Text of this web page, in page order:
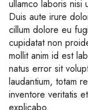
ullamco laboris nisi
Duis aute irure
cillum dolore eu
cupidatat non
mollit anim id est
natus error sit
laudantium, totam
inventore veritatis